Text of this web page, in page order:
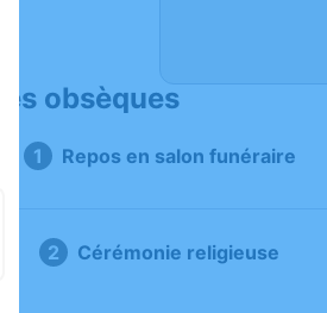
obsèques
Repos en salon funéraire
Cérémonie religieuse